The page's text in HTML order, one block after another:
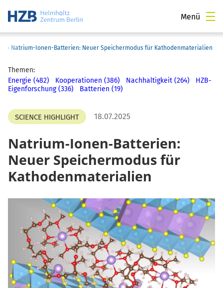
Menü
› Natrium-Ionen-Batterien: Neuer Speichermodus für Kathodenmaterialien
Themen:
Energie (482)
Kooperationen (386) Nachhaltigkeit (264)
HZB-
Eigenforschung (336)
Batterien (19)
SCIENCE HIGHLIGHT 18.07.2025
Natrium-Ionen-Batterien:
Neuer Speichermodus für
Kathodenmaterialien